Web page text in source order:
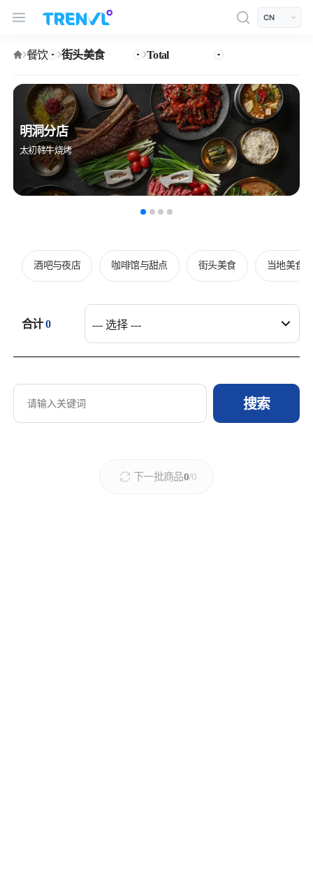
TRENVL Main Header Navigation 언어선택
餐饮 街头美食 Total
明洞分店
太初韩牛烧烤
酒吧与夜店 咖啡馆与甜点 街头美食 当地美食
合计0
搜索
下一批商品0/0